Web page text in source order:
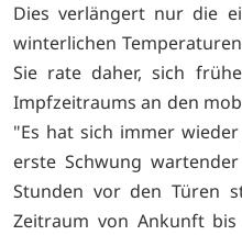
Dies verlängert nur die
winterlichen
Sie rate daher, sich
Impfzeitraums an den
"Es hat sich immer
erste Schwung
Stunden vor den Türen
Zeitraum von Ankunft